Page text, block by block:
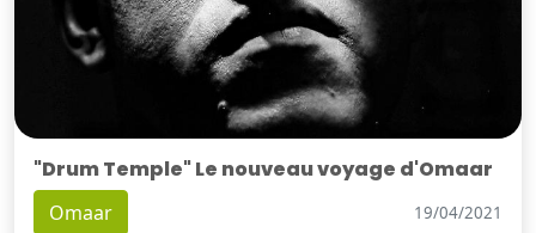
"Drum Temple" Le nouveau voyage d'Omaar
Omaar 19/04/2021